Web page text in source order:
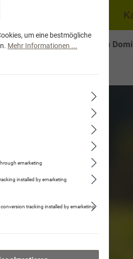
Onlineshop von
um eine bestmögliche
Mehr Informationen ...
emarketing
installed by emarketing
tracking installed by emarketing